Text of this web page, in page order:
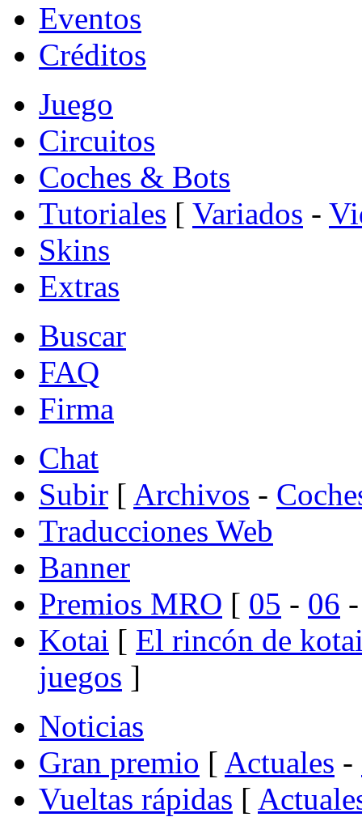
Eventos
Créditos
Juego
Circuitos
Coches & Bots
Tutoriales [ Variados -
Skins
Extras
Buscar
FAQ
Firma
Chat
Subir [ Archivos -
Traducciones Web
Banner
Premios MRO [ 05 - 06
Kotai [ El rincón de
juegos ]
Noticias
Gran premio [ Actuales -
Vueltas rápidas [